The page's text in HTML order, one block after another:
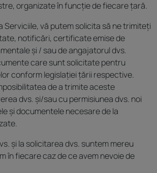
organizate în funcție de fiecare țară.
Serviciile, vă putem solicita să ne trimiteți
notificări, certificate emise de
și / sau de angajatorul dvs.
care sunt solicitate pentru
conform legislației țării respective.
de a trimite aceste
dvs. și/sau cu permisiunea dvs. noi
și documentele necesare de la
și la solicitarea dvs. suntem mereu
în fiecare caz de ce avem nevoie de